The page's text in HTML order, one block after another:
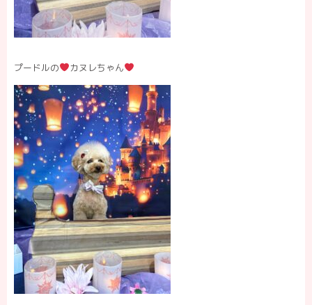
プードルの カヌレちゃん